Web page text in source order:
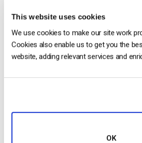
This website uses cookies
We use cookies to make our site work
Cookies also enable us to get you the
website, adding relevant services and
OK
professionale che personale, è in